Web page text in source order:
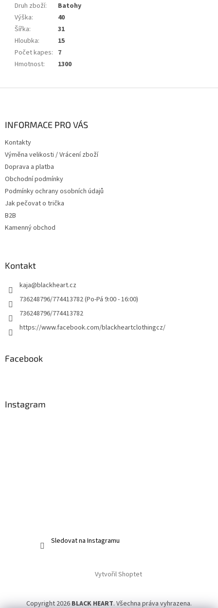
Druh zboží:
Batohy
Výška:
40
Šířka:
31
Hloubka:
15
Počet kapes: 7
Hmotnost: 1300
INFORMACE PRO VÁS
Kontakty
Výměna velikosti / Vrácení zboží
Doprava a platba
Obchodní podmínky
Podmínky ochrany osobních údajů
Jak pečovat o trička
B2B
Kamenný obchod
Kontakt
kaja@blackheart.cz
736248796/774413782 (Po-Pá 9:00 - 16:00)
736248796/774413782
https://www.facebook.com/blackheartclothingcz/
Facebook
Instagram
Sledovat na Instagramu
Vytvořil Shoptet
Copyright 2026BLACK HEART. Všechna práva vyhrazena.